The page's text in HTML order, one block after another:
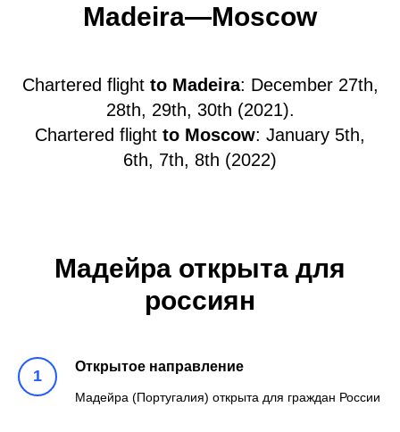
Madeira—Moscow
Сhartered flight to Madeira: December 27th,
28th, 29th, 30th (2021).
Сhartered flight to Moscow: January 5th,
6th, 7th, 8th (2022)
Мадейра открыта для
россиян
Открытое направление
Мадейра (Португалия) открыта для граждан России